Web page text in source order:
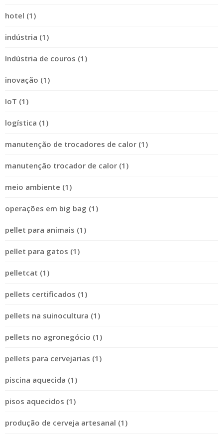
hotel (1)
indústria (1)
Indústria de couros (1)
inovação (1)
IoT (1)
logística (1)
manutenção de trocadores de calor (1)
manutenção trocador de calor (1)
meio ambiente (1)
operações em big bag (1)
pellet para animais (1)
pellet para gatos (1)
pelletcat (1)
pellets certificados (1)
pellets na suinocultura (1)
pellets no agronegócio (1)
pellets para cervejarias (1)
piscina aquecida (1)
pisos aquecidos (1)
produção de cerveja artesanal (1)